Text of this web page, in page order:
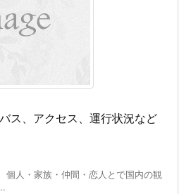
ス、アクセス、運行状況など
個人・家族・仲間・恋人とで国内の観